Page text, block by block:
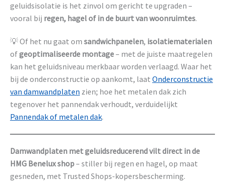
geluidsisolatie is het zinvol om gericht te upgraden –
vooral bij regen, hagel of in de buurt van woonruimtes.
💡 Of het nu gaat om sandwichpanelen, isolatiematerialen
ofgeoptimaliseerde montage– met de juiste maatregelen
kan het geluidsniveau merkbaar worden verlaagd. Waar het
bij de onderconstructie op aankomt, laat Onderconstructie
van damwandplaten zien; hoe het metalen dak zich
tegenover het pannendak verhoudt, verduidelijkt
Pannendak of metalen dak.
Damwandplaten met geluidsreducerend vilt direct in de
HMG Benelux shop– stiller bij regen en hagel, op maat
gesneden, met Trusted Shops-kopersbescherming.